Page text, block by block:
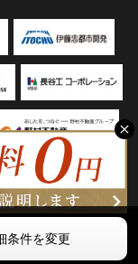
条件を変更